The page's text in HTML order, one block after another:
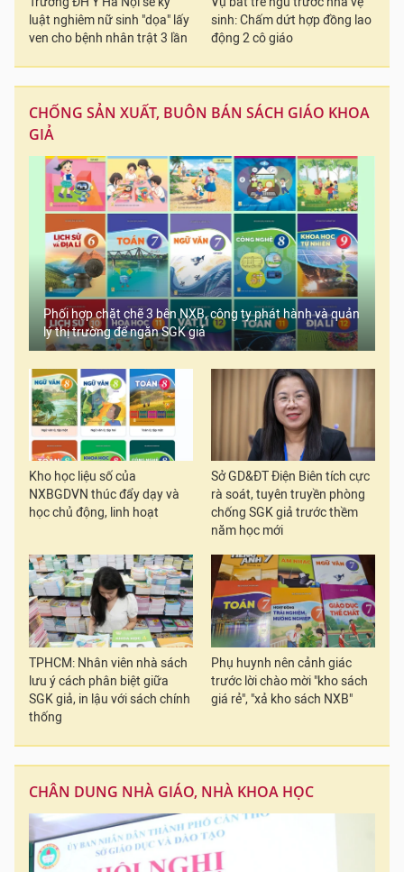
luật nghiêm nữ sinh "dọa" lấy
ven cho bệnh nhân trật 3 lần
sinh: Chấm dứt hợp đồng lao
động 2 cô giáo
CHỐNG SẢN XUẤT, BUÔN BÁN SÁCH GIÁO KHOA
GIẢ
Phối hợp chặt chẽ 3 bên NXB, công ty phát hành và quản
lý thị trường để ngăn SGK giả
Kho học liệu số của
NXBGDVN thúc đẩy dạy và
học chủ động, linh hoạt
Sở GD&ĐT Điện Biên tích cực
rà soát, tuyên truyền phòng
chống SGK giả trước thềm
năm học mới
TPHCM: Nhân viên nhà sách
lưu ý cách phân biệt giữa
SGK giả, in lậu với sách chính
thống
Phụ huynh nên cảnh giác
trước lời chào mời "kho sách
giá rẻ", "xả kho sách NXB"
CHÂN DUNG NHÀ GIÁO, NHÀ KHOA HỌC